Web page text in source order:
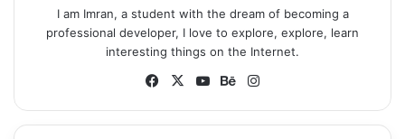
I am Imran, a student with the dream of becoming a
professional developer, I love to explore, explore, learn
interesting things on the Internet.
Fa
bo
X
Yo
ub
Be
nc
ra